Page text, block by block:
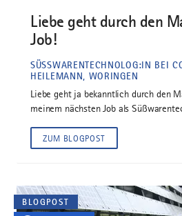
Liebe geht durch den
Job!
SÜSSWARENTECHNOLOG:IN BEI
EILEMANN, WORINGEN
Liebe geht ja bekanntlich durch den
meinem nächsten Job als
ZUM BLOGPOST
BLOGPOST